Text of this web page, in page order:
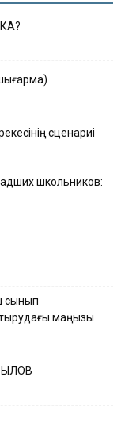
сценариі
школьников:
сынып
маңызы